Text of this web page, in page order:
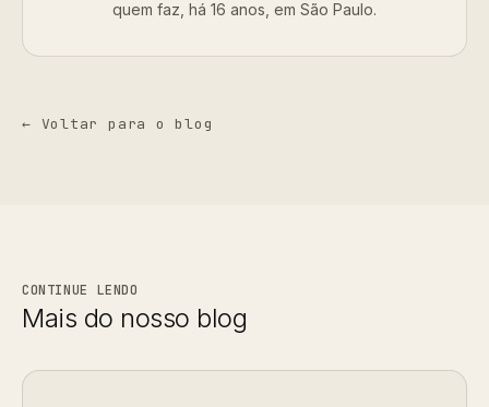
quem faz, há 16 anos, em São Paulo.
← Voltar para o blog
CONTINUE LENDO
Mais do nosso blog